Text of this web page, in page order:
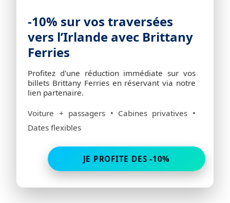
-10% sur vos traversées
vers l’Irlande avec Brittany
Ferries
Profitez d'une réduction immédiate sur vos
billets Brittany Ferries en réservant via notre
lien partenaire.
Voiture + passagers • Cabines privatives •
Dates flexibles
JE PROFITE DES -10%